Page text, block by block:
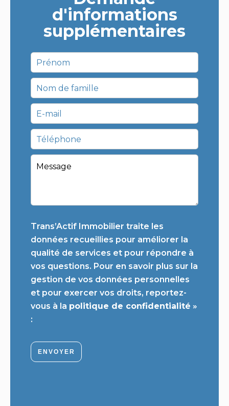
d'informations
supplémentaires
Trans’Actif Immobilier traite les
données recueillies pour améliorer la
qualité de services et pour répondre à
vos questions. Pour en savoir plus sur la
gestion de vos données personnelles
et pour exercer vos droits, reportez-
vous à la politique de confidentialité »
:
ENVOYER